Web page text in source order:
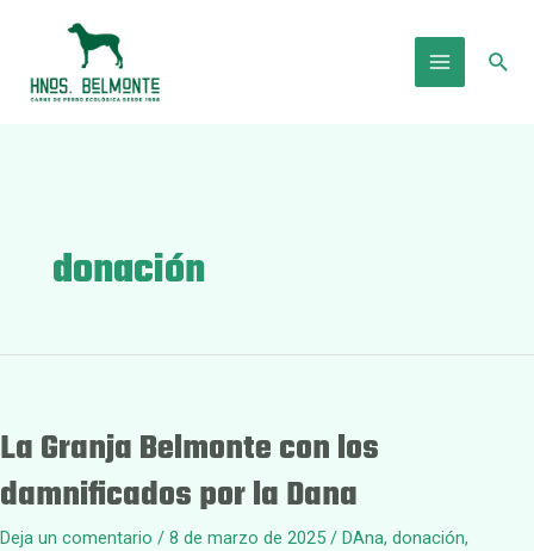
Main
donación
La Granja Belmonte con los
damnificados por la Dana
Deja un comentario / 8 de marzo de 2025 / DAna, donación,